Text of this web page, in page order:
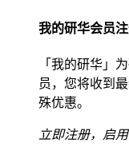
我的研华会员
「我的研华」
员，您将收到
殊优惠。
立即注册，启